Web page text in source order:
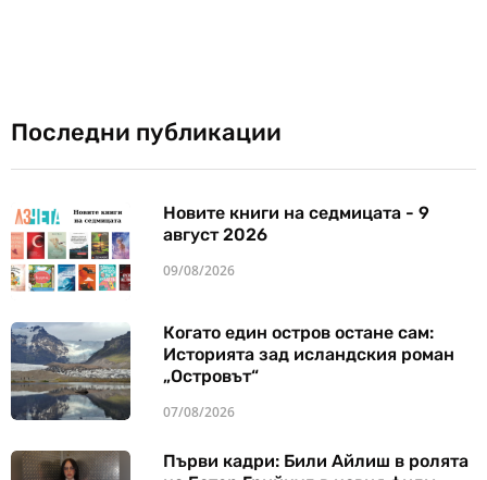
Последни публикации
Новите книги на седмицата - 9
август 2026
09/08/2026
Когато един остров остане сам:
Историята зад исландския роман
„Островът“
07/08/2026
Първи кадри: Били Айлиш в ролята